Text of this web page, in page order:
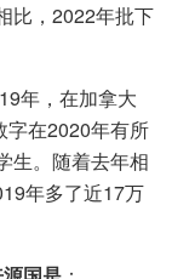
比，2022年批下
年，在加拿大
字在2020年有所
生。随着去年相
年多了近17万